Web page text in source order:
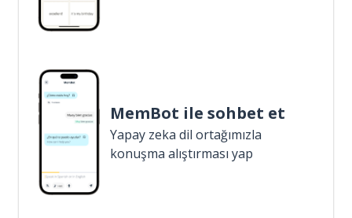
MemBot ile sohbet et
Yapay zeka dil ortağımızla
konuşma alıştırması yap